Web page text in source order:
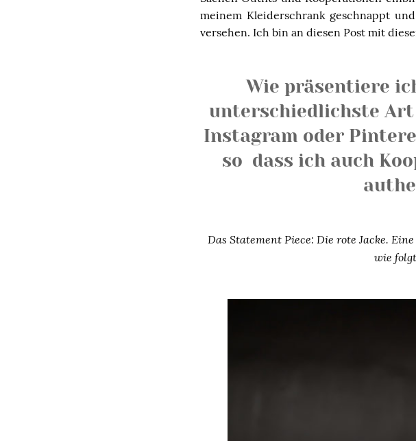
meinem Kleiderschrank geschnappt
versehen. Ich bin an diesen Post mit
Wie präsentiere
unterschiedlichste Art
Instagram oder
so dass ich auch
Das Statement Piece: Die rote Jacke.
wie